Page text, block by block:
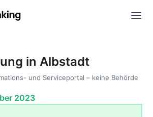
in Albstadt
und Serviceportal – keine Behörde
2023